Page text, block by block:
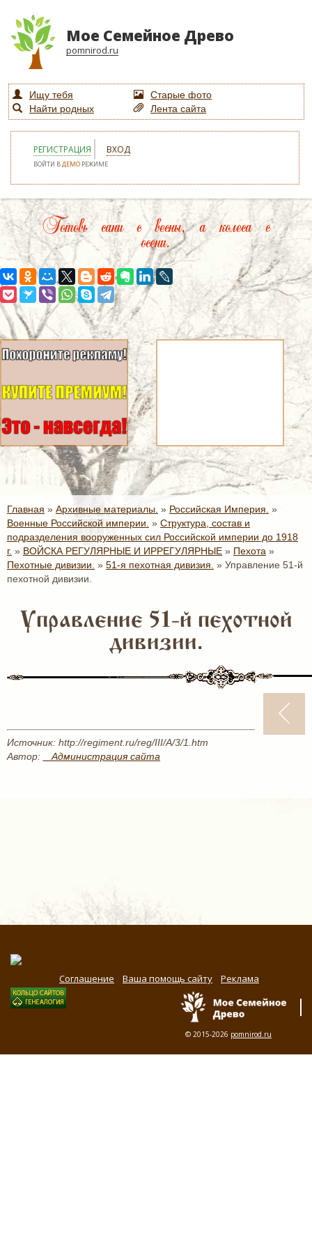
Мое Семейное Древо
pomnirod.ru
Ищу тебя
Старые фото
Найти родных
Лента сайта
РЕГИСТРАЦИЯ ВХОД
ВОЙТИ ВДЕМО РЕЖИМЕ
Готовь сани с весны, а колеса с
осени.
Главная » Архивные материалы. » Российская Империя. »
Военные Российской империи. » Структура, состав и
подразделения вооруженных сил Российской империи до 1918
г. » ВОЙСКА РЕГУЛЯРНЫЕ И ИРРЕГУЛЯРНЫЕ » Пехота »
Пехотные дивизии. » 51-я пехотная дивизия. » Управление 51-й
пехотной дивизии.
Управление 51-й пехотной
дивизии.
Источник: http://regiment.ru/reg/III/A/3/1.htm
Автор:
_ Администрация сайта
Соглашение Ваша помощь сайту Реклама
© 2015-2026 pomnirod.ru